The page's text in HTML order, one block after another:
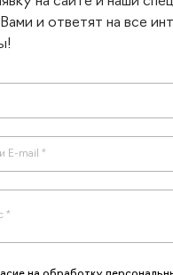
и ответят на все